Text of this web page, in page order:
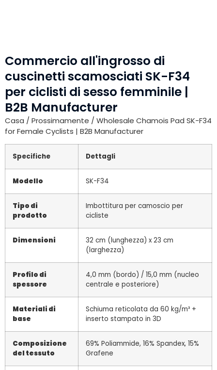
Commercio all'ingrosso di
cuscinetti scamosciati SK-F34
per ciclisti di sesso femminile |
B2B Manufacturer
Casa / Prossimamente / Wholesale Chamois Pad SK-F34
for Female Cyclists | B2B Manufacturer
Specifiche Dettagli
Modello SK-F34
Tipo di
prodotto
Imbottitura per camoscio per
cicliste
Dimensioni
32 cm (lunghezza) x 23 cm
(larghezza)
Profilo di
spessore
4,0 mm (bordo) / 15,0 mm (nucleo
centrale e posteriore)
Materiali di
base
Schiuma reticolata da 60 kg/m³ +
inserto stampato in 3D
Composizione
del tessuto
69% Poliammide, 16% Spandex, 15%
Grafene